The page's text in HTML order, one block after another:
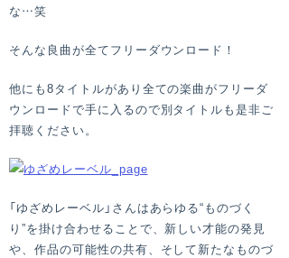
な…笑
そんな良曲が全てフリーダウンロード！
他にも8タイトルがあり全ての楽曲がフリーダ
ウンロードで手に入るので別タイトルも是非ご
拝聴ください。
「ゆざめレーベル」さんはあらゆる“ものづく
り”を掛け合わせることで、新しい才能の発見
や、作品の可能性の共有、そして新たなものづ